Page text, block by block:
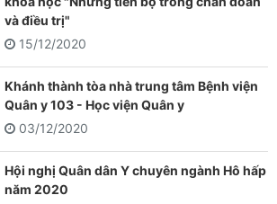
và điều trị"
15/12/2020
Khánh thành tòa nhà trung tâm Bệnh viện
Quân y 103 - Học viện Quân y
03/12/2020
Hội nghị Quân dân Y chuyên ngành Hô hấp
năm 2020